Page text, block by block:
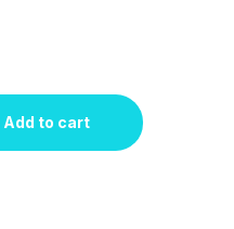
Add to cart